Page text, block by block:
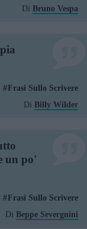
Di Bruno Vespa
Frasi Sullo Scrivere
Di Billy Wilder
un po'
Frasi Sullo Scrivere
Di Beppe Severgnini